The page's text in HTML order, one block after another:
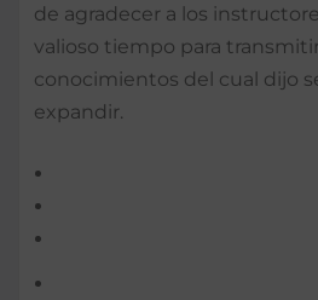
de agradecer a los
valioso tiempo para
conocimientos del cual dijo
expandir.